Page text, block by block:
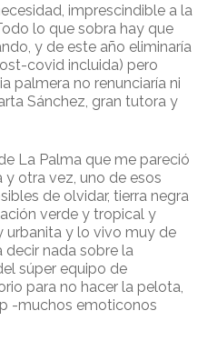
imprescindible a la
lo que sobra hay que
y de este año eliminaría
covid incluida) pero
palmera no renunciaría ni
Sánchez, gran tutora y
La Palma que me pareció
otra vez, uno de esos
de olvidar, tierra negra
verde y tropical y
urbanita y lo vivo muy de
decir nada sobre la
súper equipo de
para no hacer la pelota,
-muchos emoticonos